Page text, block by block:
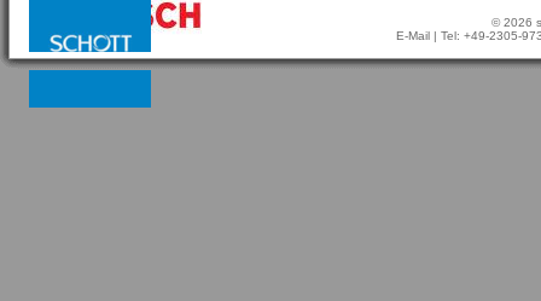
© 2026
E-Mail | Tel: +49-2305-